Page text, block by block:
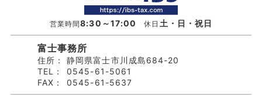
営業時間8:30～17:00 休日 土・日・祝日
富士事務所
住所：
静岡県富士市川成島684-20
TEL：
0545-61-5061
FAX：
0545-61-5637